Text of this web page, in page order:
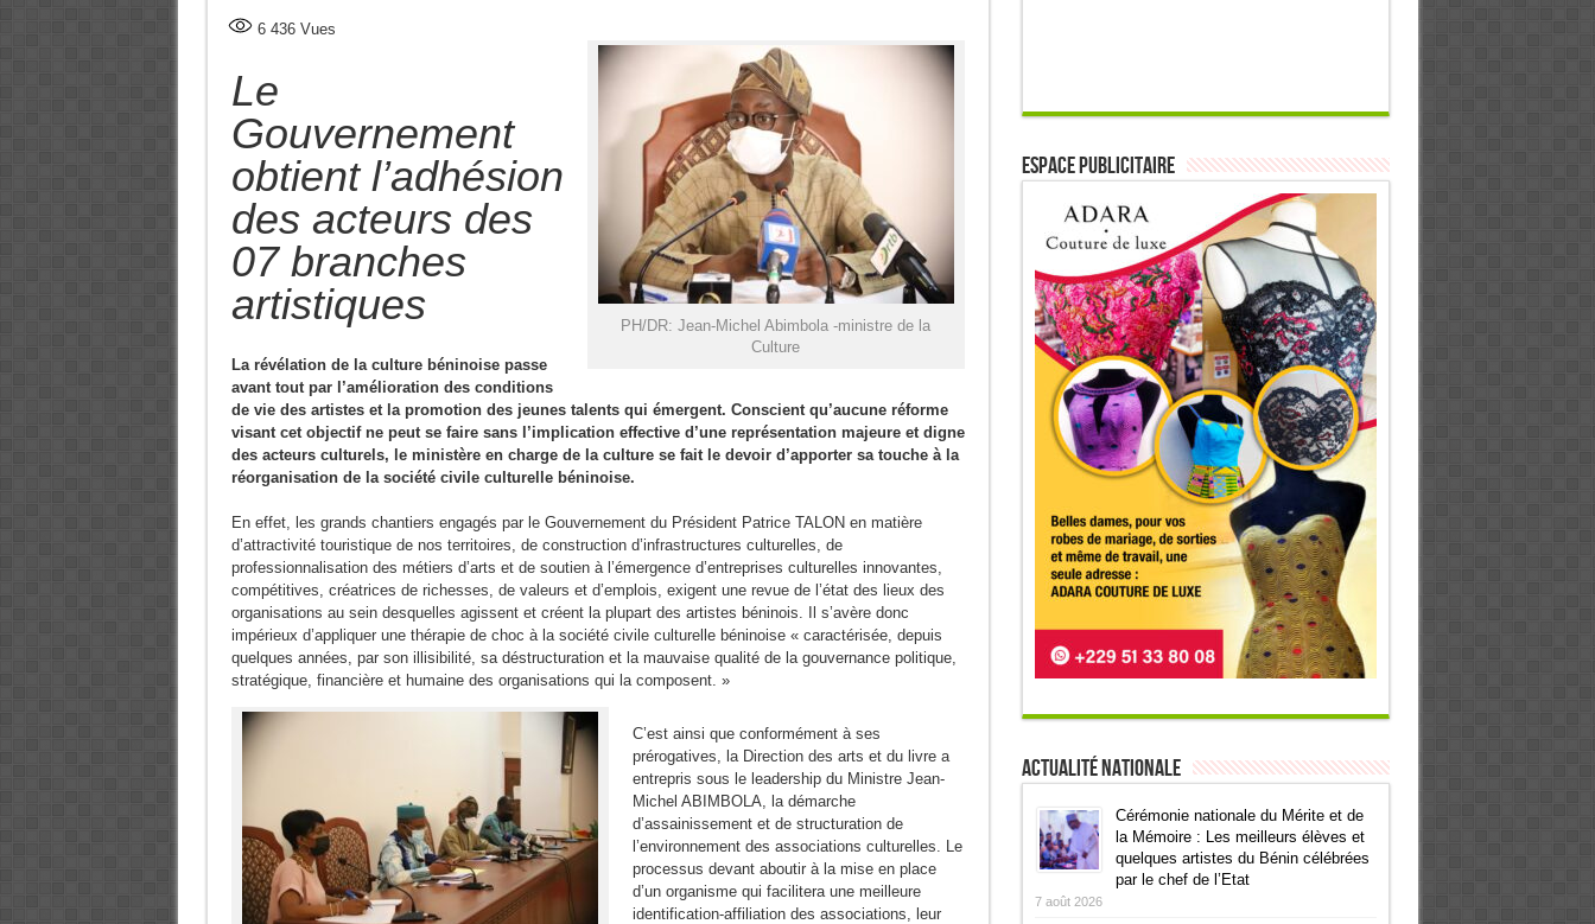
6 436Vues
PH/DR: Jean-Michel Abimbola -ministre de la
Culture
Le
Gouvernement
obtient l’adhésion
des acteurs des
07 branches
artistiques
La révélation de la culture béninoise passe
avant tout par l’amélioration des conditions
de vie des artistes et la promotion des jeunes talents qui émergent. Conscient qu’aucune réforme
visant cet objectif ne peut se faire sans l’implication effective d’une représentation majeure et digne
des acteurs culturels, le ministère en charge de la culture se fait le devoir d’apporter sa touche à la
réorganisation de la société civile culturelle béninoise.
En effet, les grands chantiers engagés par le Gouvernement du Président Patrice TALON en matière
d’attractivité touristique de nos territoires, de construction d’infrastructures culturelles, de
professionnalisation des métiers d’arts et de soutien à l’émergence d’entreprises culturelles innovantes,
compétitives, créatrices de richesses, de valeurs et d’emplois, exigent une revue de l’état des lieux des
organisations au sein desquelles agissent et créent la plupart des artistes béninois. Il s’avère donc
impérieux d’appliquer une thérapie de choc à la société civile culturelle béninoise « caractérisée, depuis
quelques années, par son illisibilité, sa déstructuration et la mauvaise qualité de la gouvernance politique,
stratégique, financière et humaine des organisations qui la composent. »
C’est ainsi que conformément à ses
prérogatives, la Direction des arts et du livre a
entrepris sous le leadership du Ministre Jean-
Michel ABIMBOLA, la démarche
d’assainissement et de structuration de
l’environnement des associations culturelles. Le
processus devant aboutir à la mise en place
d’un organisme qui facilitera une meilleure
identification-affiliation des associations, leur
ESPACE PUBLICITAIRE
Actualité Nationale
Cérémonie nationale du Mérite et de
la Mémoire : Les meilleurs élèves et
quelques artistes du Bénin célébrées
par le chef de l’Etat
7 août 2026